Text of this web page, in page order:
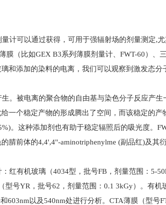
计可以通过获得，可用于强辐射场的剂量测定,
膜（比如GEX B3系列薄膜剂量计、FWT-60）、
和添加的染料的电离，我们可以观察到激发态分
。被电离的聚合物的自由基与染色分子反应产
一个稳定产物的形成腾出了空间，而该稳定的
。这种添加剂也有助于稳定辐照后的吸光度。
腈前体的4,4',4''-aminotriphenylme (副品红)及其
红有机玻璃（4034型，批号FB，剂量范围：5-
型号YR，批号62，剂量范围：0.1 3kGy）。有
603nm以及540nm处进行分析。CTA薄膜（型号